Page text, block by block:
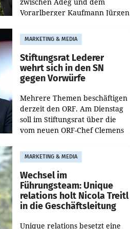
Vorarlberger Kaufmann Jürgen
freigegeben: Die
Bundeswettbewerbsbehörde
und der Bundeskartellanwalt
MARKETING & MEDIA
Stiftungsrat Lederer
wehrt sich in den SN
gegen Vorwürfe
Mehrere Themen beschäftigen
derzeit den ORF. Am Dienstag
soll im Stiftungsrat über die
vom neuen ORF-Chef Clemens
Besetzungen für die
Direktionen abgestimmt
werden.
MARKETING & MEDIA
Wechsel im
Führungsteam: Unique
relations holt Nicola Treitl
in die Geschäftsleitung
Unique relations besetzt eine